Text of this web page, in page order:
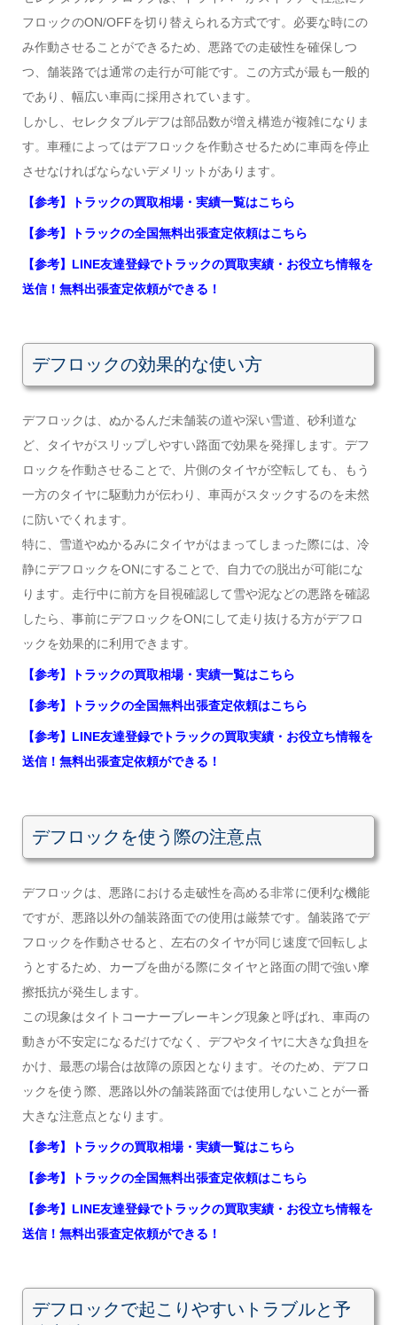
フロックのON/OFFを切り替えられる方式です。必要な時にの
み作動させることができるため、悪路での走破性を確保しつ
つ、舗装路では通常の走行が可能です。この方式が最も一般的
であり、幅広い車両に採用されています。
しかし、セレクタブルデフは部品数が増え構造が複雑になりま
す。車種によってはデフロックを作動させるために車両を停止
させなければならないデメリットがあります。
【参考】トラックの買取相場・実績一覧はこちら
【参考】トラックの全国無料出張査定依頼はこちら
【参考】LINE友達登録でトラックの買取実績・お役立ち情報を
送信！無料出張査定依頼ができる！
デフロックの効果的な使い方
デフロックは、ぬかるんだ未舗装の道や深い雪道、砂利道な
ど、タイヤがスリップしやすい路面で効果を発揮します。デフ
ロックを作動させることで、片側のタイヤが空転しても、もう
一方のタイヤに駆動力が伝わり、車両がスタックするのを未然
に防いでくれます。
特に、雪道やぬかるみにタイヤがはまってしまった際には、冷
静にデフロックをONにすることで、自力での脱出が可能にな
ります。走行中に前方を目視確認して雪や泥などの悪路を確認
したら、事前にデフロックをONにして走り抜ける方がデフロ
ックを効果的に利用できます。
【参考】トラックの買取相場・実績一覧はこちら
【参考】トラックの全国無料出張査定依頼はこちら
【参考】LINE友達登録でトラックの買取実績・お役立ち情報を
送信！無料出張査定依頼ができる！
デフロックを使う際の注意点
デフロックは、悪路における走破性を高める非常に便利な機能
ですが、悪路以外の舗装路面での使用は厳禁です。舗装路でデ
フロックを作動させると、左右のタイヤが同じ速度で回転しよ
うとするため、カーブを曲がる際にタイヤと路面の間で強い摩
擦抵抗が発生します。
この現象はタイトコーナーブレーキング現象と呼ばれ、車両の
動きが不安定になるだけでなく、デフやタイヤに大きな負担を
かけ、最悪の場合は故障の原因となります。そのため、デフロ
ックを使う際、悪路以外の舗装路面では使用しないことが一番
大きな注意点となります。
【参考】トラックの買取相場・実績一覧はこちら
【参考】トラックの全国無料出張査定依頼はこちら
【参考】LINE友達登録でトラックの買取実績・お役立ち情報を
送信！無料出張査定依頼ができる！
デフロックで起こりやすいトラブルと予